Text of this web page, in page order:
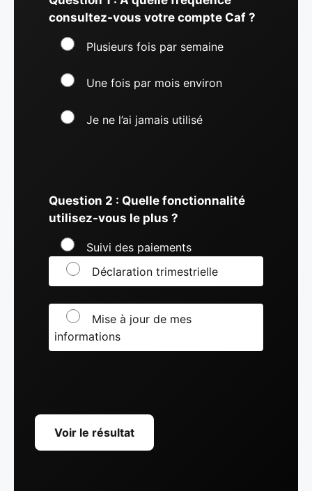
consultez-vous votre compte Caf ?
Plusieurs fois par semaine
Une fois par mois environ
Je ne l’ai jamais utilisé
Question 2 : Quelle fonctionnalité
utilisez-vous le plus ?
Suivi des paiements
Déclaration trimestrielle
Mise à jour de mes
informations
Voir le résultat